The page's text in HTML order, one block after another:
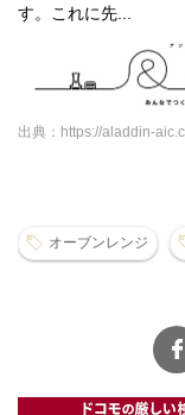
す。これに先...
出典：https://aladdin-
オーブンレンジ